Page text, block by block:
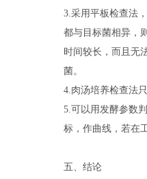
3.采用平板检查法
都与目标菌相异，
时间较长，而且无
菌。
4.肉汤培养检查法
5.可以用发酵参数
标，作曲线，若在
五、结论